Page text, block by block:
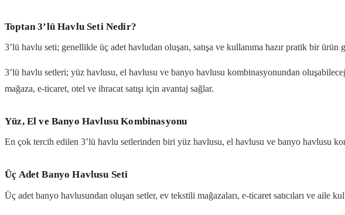
Toptan 3’lü Havlu Seti Nedir?
3’lü havlu seti; genellikle üç adet havludan oluşan, satışa ve kullanıma hazır pratik bir
3’lü havlu setleri; yüz havlusu, el havlusu ve banyo havlusu kombinasyonundan
mağaza, e-ticaret, otel ve ihracat satışı için avantaj sağlar.
Yüz, El ve Banyo Havlusu Kombinasyonu
En çok tercih edilen 3’lü havlu setlerinden biri yüz havlusu, el havlusu ve banyo havlusu
Üç Adet Banyo Havlusu Seti
Üç adet banyo havlusundan oluşan setler, ev tekstili mağazaları, e-ticaret satıcıları ve aile